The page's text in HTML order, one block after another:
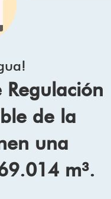
Regulación
de la
una
m³.